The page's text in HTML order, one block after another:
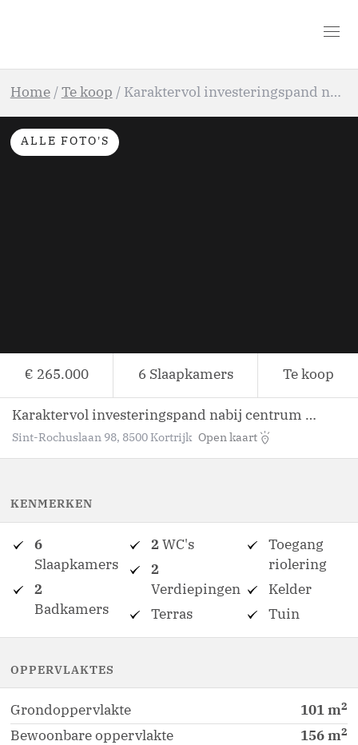
Home / Te koop / Karaktervol investeringspand nabij centrum Kortrijk
ALLE FOTO'S
€ 265.000 6 Slaapkamers Te koop
Karaktervol investeringspand nabij centrum Kortrijk
Sint-Rochuslaan 98, 8500 Kortrijk Open kaart
KENMERKEN
6
Slaapkamers
2
Badkamers
2 WC's
2
Verdiepingen
Terras
Toegang
riolering
Kelder
Tuin
OPPERVLAKTES
Grondoppervlakte 101 m2
Bewoonbare oppervlakte 156 m2